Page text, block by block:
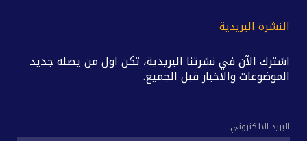
النشرة البريدية
اشترك الآن في نشرتنا البريدية، تكن اول من يصله جديد
الموضوعات والاخبار قبل الجميع.
البريد الالكتروني